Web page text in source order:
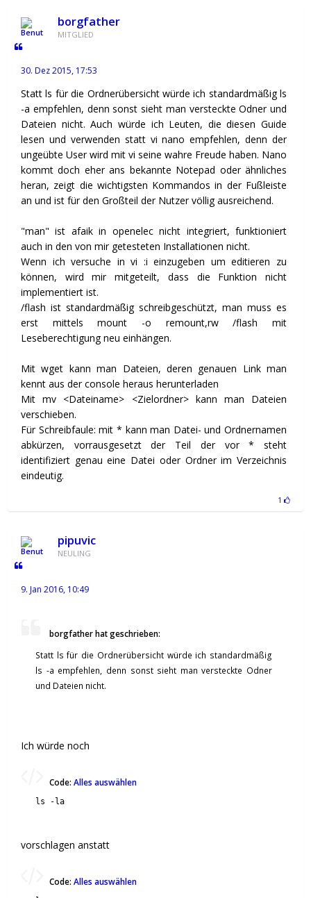
borgfather
MITGLIED
30. Dez 2015, 17:53
Statt ls für die Ordnerübersicht würde ich standardmäßig ls
-a empfehlen, denn sonst sieht man versteckte Odner und
Dateien nicht. Auch würde ich Leuten, die diesen Guide
lesen und verwenden statt vi nano empfehlen, denn der
ungeübte User wird mit vi seine wahre Freude haben. Nano
kommt doch eher ans bekannte Notepad oder ähnliches
heran, zeigt die wichtigsten Kommandos in der Fußleiste
an und ist für den Großteil der Nutzer völlig ausreichend.
"man" ist afaik in openelec nicht integriert, funktioniert
auch in den von mir getesteten Installationen nicht.
Wenn ich versuche in vi :i einzugeben um editieren zu
können, wird mir mitgeteilt, dass die Funktion nicht
implementiert ist.
/flash ist standardmäßig schreibgeschützt, man muss es
erst mittels mount -o remount,rw /flash mit
Leseberechtigung neu einhängen.
Mit wget kann man Dateien, deren genauen Link man
kennt aus der console heraus herunterladen
Mit mv <Dateiname> <Zielordner> kann man Dateien
verschieben.
Für Schreibfaule: mit * kann man Datei- und Ordnernamen
abkürzen, vorrausgesetzt der Teil der vor * steht
identifiziert genau eine Datei oder Ordner im Verzeichnis
eindeutig.
1
pipuvic
NEULING
9. Jan 2016, 10:49
borgfather hat geschrieben:
Statt ls für die Ordnerübersicht würde ich standardmäßig
ls -a empfehlen, denn sonst sieht man versteckte Odner
und Dateien nicht.
Ich würde noch
Code: Alles auswählen
ls -la
vorschlagen anstatt
Code: Alles auswählen